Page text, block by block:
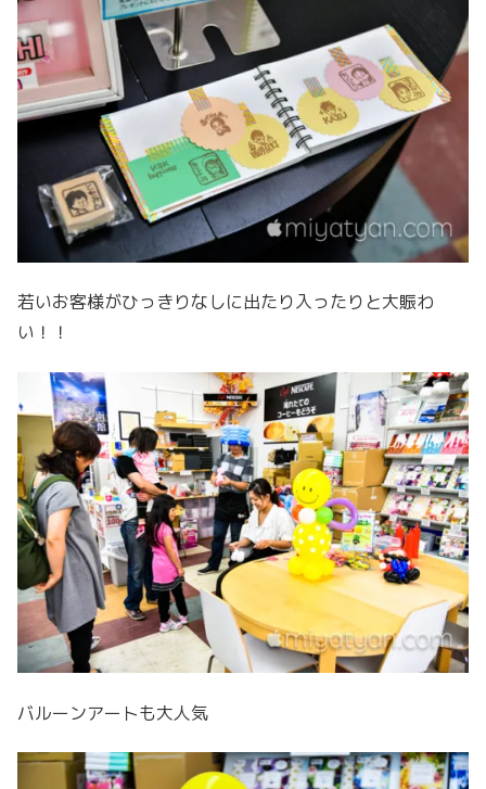
若いお客様がひっきりなしに出たり入ったりと大賑わ
い！！
バルーンアートも大人気